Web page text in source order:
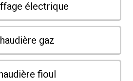
électrique
gaz
fioul